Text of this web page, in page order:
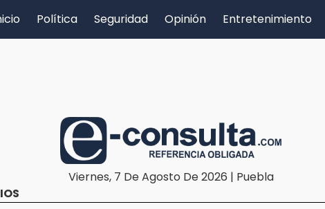
Política Seguridad Opinión Entretenimiento
Viernes, 7 De Agosto De 2026 | Puebla